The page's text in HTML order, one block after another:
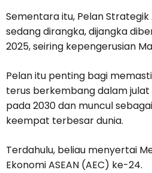
Sementara itu, Pelan Strategik
sedang dirangka, dijangka
2025, seiring kepengerusian
Pelan itu penting bagi
terus berkembang dalam
pada 2030 dan muncul
keempat terbesar dunia.
Terdahulu, beliau menyertai
Ekonomi ASEAN (AEC) ke-24.